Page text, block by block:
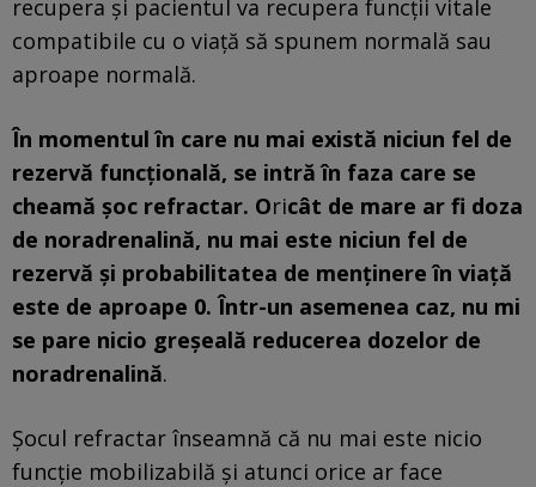
recupera şi pacientul va recupera funcţii vitale
compatibile cu o viaţă să spunem normală sau
aproape normală.
În momentul în care nu mai există niciun fel de
rezervă funcţională, se intră în faza care se
cheamă şoc refractar. Oricât de mare ar fi doza
de noradrenalină, nu mai este niciun fel de
rezervă şi probabilitatea de menţinere în viaţă
este de aproape 0. Într-un asemenea caz, nu mi
se pare nicio greşeală reducerea dozelor de
noradrenalină.
Şocul refractar înseamnă că nu mai este nicio
funcţie mobilizabilă şi atunci orice ar face